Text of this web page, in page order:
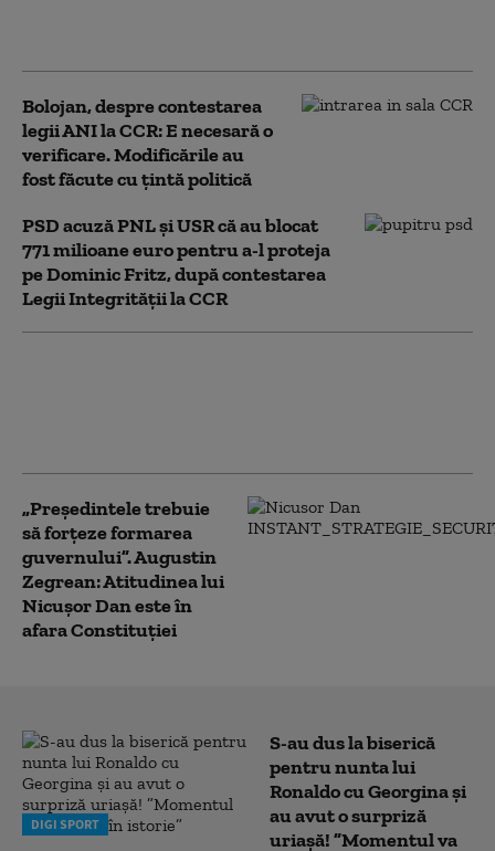
Bolojan, despre contestarea
legii ANI la CCR: E necesară o
verificare. Modificările au
fost făcute cu țintă politică
PSD acuză PNL şi USR că au blocat
771 milioane euro pentru a-l proteja
pe Dominic Fritz, după contestarea
Legii Integrității la CCR
„Președintele trebuie
să forțeze formarea
guvernului”. Augustin
Zegrean: Atitudinea lui
Nicușor Dan este în
afara Constituției
DIGI SPORT
S-au dus la biserică
pentru nunta lui
Ronaldo cu Georgina și
au avut o surpriză
uriașă! ”Momentul va